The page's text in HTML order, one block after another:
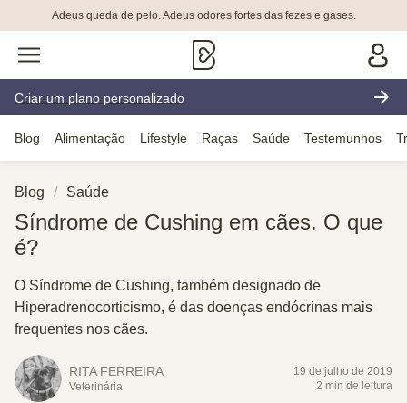
Adeus queda de pelo. Adeus odores fortes das fezes e gases.
Criar um plano personalizado
Blog Alimentação Lifestyle Raças Saúde Testemunhos
Blog Saúde
Síndrome de Cushing em cães. O que
é?
O Síndrome de Cushing, também designado de
Hiperadrenocorticismo, é das doenças endócrinas mais
frequentes nos cães.
RITA FERREIRA
Veterinária
19 de julho de 2019
2 min de leitura